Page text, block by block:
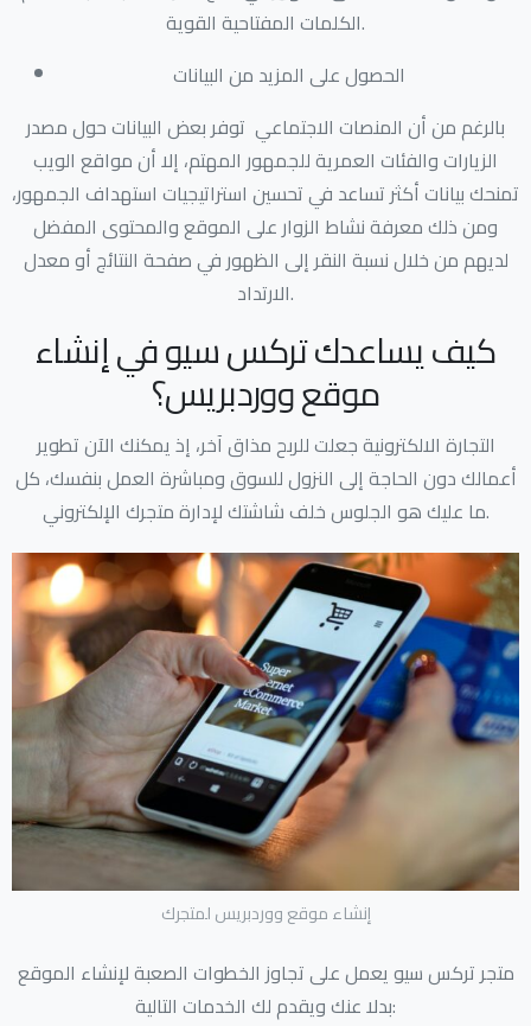
الكلمات المفتاحية القوية.
الحصول على المزيد من البيانات
بالرغم من أن المنصات الاجتماعي توفر بعض البيانات حول مصدر
الزيارات والفئات العمرية للجمهور المهتم، إلا أن مواقع الويب
تمنحك بيانات أكثر تساعد في تحسين استراتيجيات استهداف الجمهور،
ومن ذلك معرفة نشاط الزوار على الموقع والمحتوى المفضل
لديهم من خلال نسبة النقر إلى الظهور في صفحة النتائج أو معدل
الارتداد.
كيف يساعدك تركس سيو في إنشاء
موقع ووردبريس؟
التجارة الالكترونية جعلت للربح مذاق آخر، إذ يمكنك الآن تطوير
أعمالك دون الحاجة إلى النزول للسوق ومباشرة العمل بنفسك، كل
ما عليك هو الجلوس خلف شاشتك لإدارة متجرك الإلكتروني.
إنشاء موقع ووردبريس لمتجرك
متجر تركس سيو يعمل على تجاوز الخطوات الصعبة لإنشاء الموقع
بدلا عنك ويقدم لك الخدمات التالية: